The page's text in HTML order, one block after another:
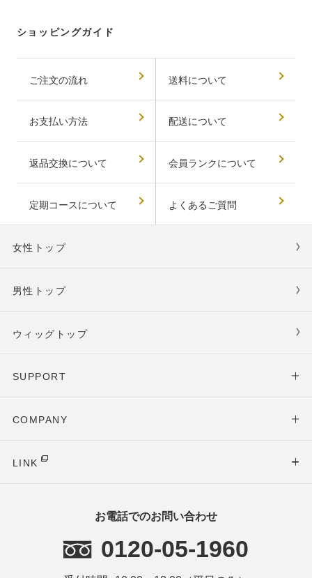
ショッピングガイド
ご注文の流れ 送料について
お支払い方法 配送について
返品交換について 会員ランクについて
定期コースについて よくあるご質問
女性トップ
男性トップ
ウィッグトップ
SUPPORT
COMPANY
LINK
お電話でのお問い合わせ
0120-05-1960